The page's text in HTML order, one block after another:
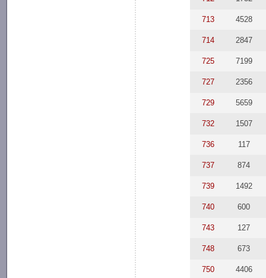
713 4528
714 2847
725 7199
727 2356
729 5659
732 1507
736 117
737 874
739 1492
740 600
743 127
748 673
750 4406